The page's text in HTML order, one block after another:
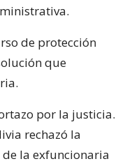
de protección
que
por la justicia.
rechazó la
la exfuncionaria